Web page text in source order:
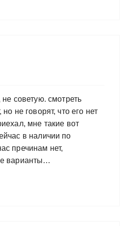
советую. смотреть
не говорят, что его нет
мне такие вот
в наличии по
пречинам нет,
варианты…